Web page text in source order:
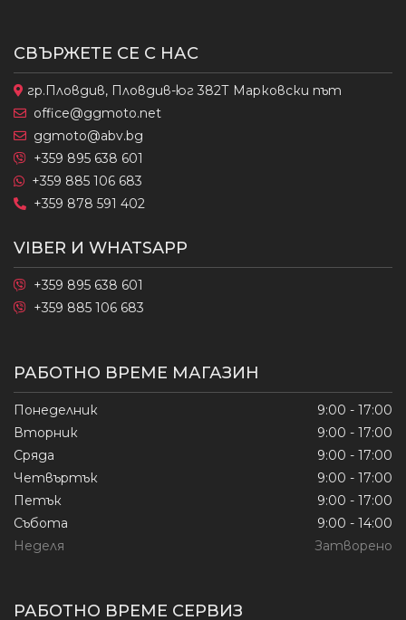
СВЪРЖЕТЕ СЕ С НАС
гр.Пловдив, Пловдив-юг 382Т Марковски път
office@ggmoto.net
ggmoto@abv.bg
+359 895 638 601
+359 885 106 683
+359 878 591 402
VIBER И WHATSAPP
+359 895 638 601
+359 885 106 683
РАБОТНО ВРЕМЕ МАГАЗИН
Понеделник
9:00 - 17:00
Вторник
9:00 - 17:00
Сряда
9:00 - 17:00
Четвъртък
9:00 - 17:00
Петък
9:00 - 17:00
Събота
9:00 - 14:00
Неделя
Затворено
РАБОТНО ВРЕМЕ СЕРВИЗ